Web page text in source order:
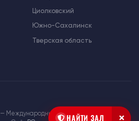
Циолковский
Южно-Сахалинск
Тверская область
— Международный союз «Киокушин Профи»
НАЙТИ ЗАЛ